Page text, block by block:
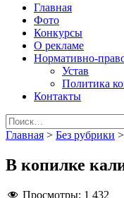
Народная трибуна
Калининская районная
Главная
Фото
Конкурсы
О рекламе
Нормативно-
Устав
Политика
Контакты
Найти:
Главная > Без рубрики >
В копилке
Просмотры: 1 432